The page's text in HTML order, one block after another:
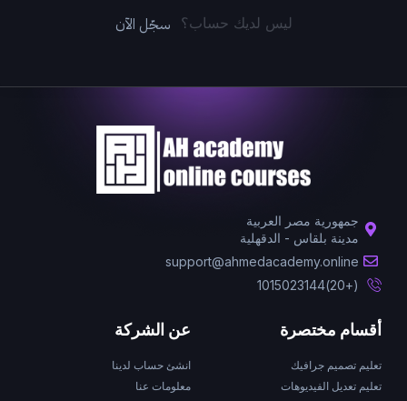
ليس لديك حساب؟ سجّل الآن
جمهورية مصر العربية
مدينة بلقاس - الدقهلية
support@ahmedacademy.online
(+20)1015023144
أقسام مختصرة
تعليم تصميم جرافيك
تعليم تعديل الفيديوهات
عن الشركة
انشئ حساب لدينا
معلومات عنا